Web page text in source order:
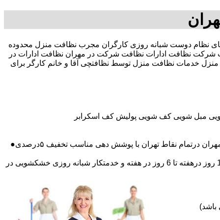
صد تخفیف بیمه رایگان 09196351909-آقای نظام دوست شبانه روزی کارگران مجرب نظافت منزل محدوده
نظافت ادارات نظافت شرکت در مهران نظافت ادارات در
منزل خدمات نظافت منزل توسط نظافتچی آقا و خانم کارگر برای
مبل شویی کف شویی پولیش کف اسکرابر
نقاط تهران با پوشش دهی مناسب تخفیف ۵درصدی●
اعزام نظافتچی روزمزد و مهمان دار به تمام نقاط و در سراسر تهران (حرفه ای و آموزش دیده )اعزام خدمتکار ثابت روزانه (خانم)از 1 روز درهفته تا 6 روز در هفته و خدمتکار شبانه روزی خشکشویی در
باشد)